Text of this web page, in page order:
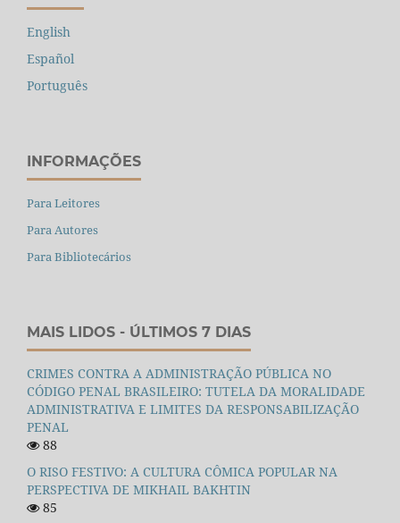
English
Español
Português
INFORMAÇÕES
Para Leitores
Para Autores
Para Bibliotecários
MAIS LIDOS - ÚLTIMOS 7 DIAS
CRIMES CONTRA A ADMINISTRAÇÃO PÚBLICA NO
CÓDIGO PENAL BRASILEIRO: TUTELA DA MORALIDADE
ADMINISTRATIVA E LIMITES DA RESPONSABILIZAÇÃO
PENAL
88
O RISO FESTIVO: A CULTURA CÔMICA POPULAR NA
PERSPECTIVA DE MIKHAIL BAKHTIN
85